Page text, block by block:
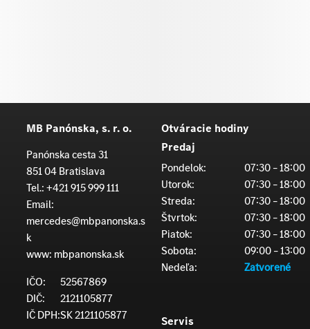
MB Panónska, s. r. o.
Panónska cesta 31
851 04 Bratislava
Tel.:+421 915 999 111
Email:
mercedes@mbpanonska.s
k
www: mbpanonska.sk
IČO:
52567869
DIČ:
2121105877
IČ DPH:SK 2121105877
Otváracie hodiny
Predaj
Pondelok:
07:30 – 18:00
Utorok:
07:30 – 18:00
Streda:
07:30 – 18:00
Štvrtok:
07:30 – 18:00
Piatok:
07:30 – 18:00
Sobota:
09:00 – 13:00
Nedeľa:
Zatvorené
Servis